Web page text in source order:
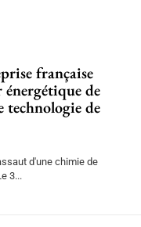
française
énergétique de
technologie de
d'une chimie de
une jeune startup américaine. Le 3...